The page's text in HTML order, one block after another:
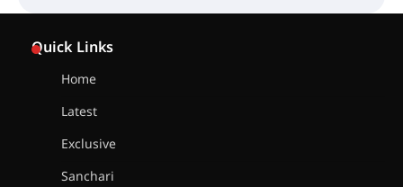
Quick Links
Home
Latest
Exclusive
Sanchari